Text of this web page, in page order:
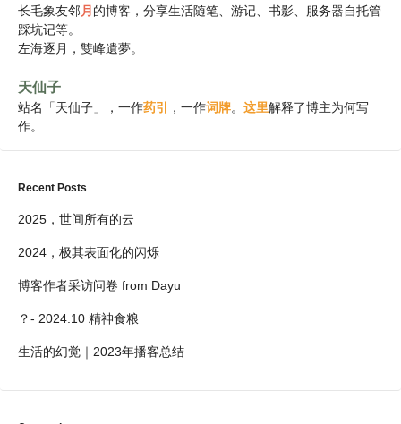
长毛象友邻月 的博客，分享生活随笔、游记、书影、服务器自托管
踩坑记等。
左海逐月，雙峰遺夢。
天仙子
站名「天仙子」，一作药引 ，一作词牌。 这里解释了博主为何写
作。
Recent Posts
2025，世间所有的云
2024，极其表面化的闪烁
博客作者采访问卷 from Dayu
？- 2024.10 精神食粮
生活的幻觉｜2023年播客总结